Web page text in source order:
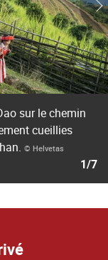
sur le chemin
cueillies
© Helvetas
1/7